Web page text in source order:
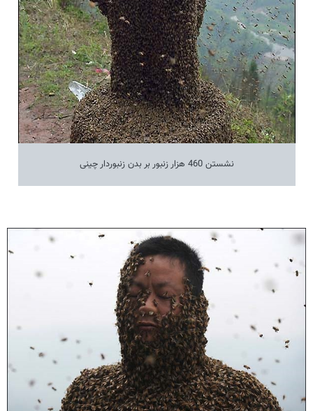
نشستن 460 هزار زنبور بر بدن زنبوردار چینی